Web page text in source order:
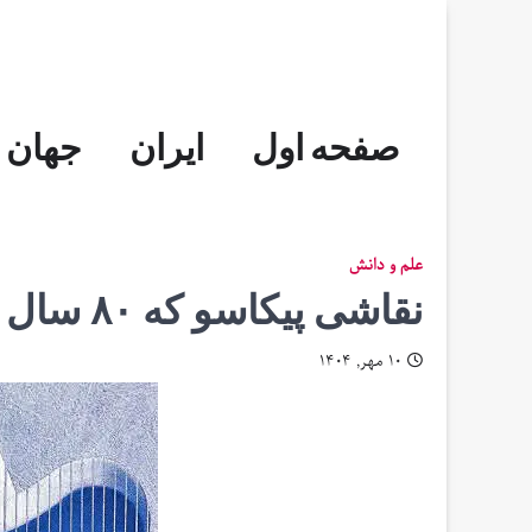
صفحه اول ایران جهان
علم و دانش
نقاشی پیکاسو که ۸۰ سال پنهان بود، به حراج گذاشته می‌شود
۱۰ مهر, ۱۴۰۴